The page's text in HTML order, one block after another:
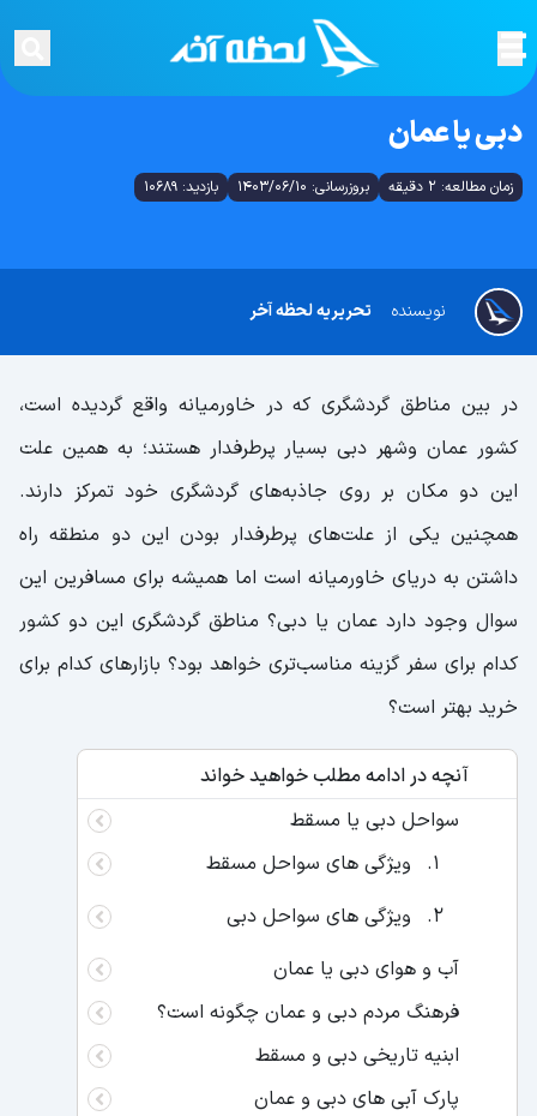
دبی یا عمان
زمان مطالعه: 2 دقیقه بروزرسانی: 1403/06/10 بازدید: 10689
تحریریه لحظه آخر نویسنده
در بین مناطق گردشگری که در خاورمیانه واقع گردیده است،
کشور عمان وشهر دبی بسیار پرطرفدار هستند؛ به همین علت
این دو مکان بر روی جاذبه‌های گردشگری خود تمرکز دارند.
همچنین یکی از علت‌های پرطرفدار بودن این دو منطقه راه
داشتن به دریای خاورمیانه است اما همیشه برای مسافرین این
سوال وجود دارد عمان یا دبی؟ مناطق گردشگری این دو کشور
کدام برای سفر گزینه مناسب‌تری خواهد بود؟ بازارهای کدام برای
خرید بهتر است؟
آنچه در ادامه مطلب خواهید خواند
سواحل دبی یا مسقط
ویژگی های سواحل مسقط
ویژگی های سواحل دبی
آب و هوای دبی یا عمان
فرهنگ مردم دبی و عمان چگونه است؟
ابنیه‌ تاریخی دبی و مسقط
پارک آبی های دبی و عمان